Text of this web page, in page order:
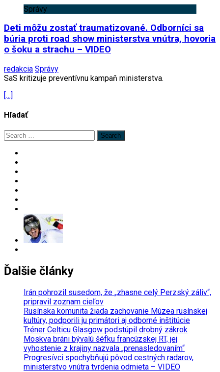
Správy
Deti môžu zostať traumatizované. Odborníci sa
búria proti road show ministerstva vnútra, hovoria
o šoku a strachu – VIDEO
redakcia Správy
SaS kritizuje preventívnu kampaň ministerstva.
[…]
Hľadať
Search
for:
Ďalšie články
Irán pohrozil susedom, že „zhasne celý Perzský záliv“,
pripravil zoznam cieľov
Rusínska komunita žiada zachovanie Múzea rusínskej
kultúry, podporili ju primátori aj odborné inštitúcie
Tréner Celticu Glasgow podstúpil drobný zákrok
Moskva bráni bývalú šéfku francúzskej RT, jej
vyhostenie z krajiny nazvala „prenasledovaním“
Progresívci spochybňujú pôvod cestných radarov,
ministerstvo vnútra tvrdenia odmieta – VIDEO